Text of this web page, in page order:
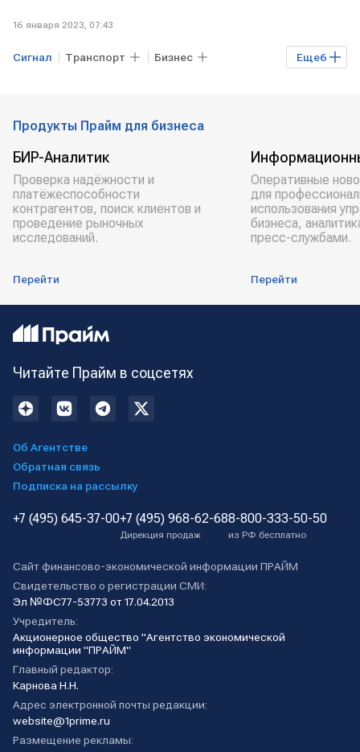
16 января 2023, 07:43
Еще6
Сигнал Транспорт Бизнес
Продукты Прайм для бизнеса
БИР-Аналитик
Проверка надёжности и
платёжеспособности
контрагентов, поиск клиентов и
проведение рыночных
исследований.
Перейти
Оперативные
для
использования
бизнеса,
пресс-службами.
Перейти
Читайте Прайм в соцсетях
Об Агентстве
Обратная связь
Подписка на рассылку
+7 (495) 645-37-00+7 (495) 968-62-68
Дирекция продаж
8-800-333-50-50
из РФ бесплатно
Сайт финансово-экономической информации ПРАЙМ
Свидетельство о регистрации СМИ:
Эл №ФС77-53773 от 17.04.2013
Учредитель:
Акционерное общество "Агентство экономической
информации "ПРАЙМ"
Главный редактор:
Карнова Н.Н.
Адрес электронной почты редакции:
website@1prime.ru
Размещение рекламы: